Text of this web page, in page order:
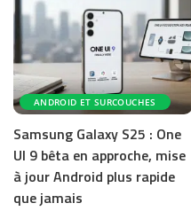
ANDROID ET SURCOUCHES
Samsung Galaxy S25 : One
UI 9 bêta en approche, mise
à jour Android plus rapide
que jamais